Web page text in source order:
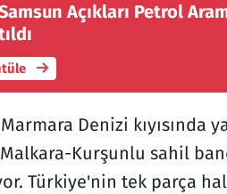
Açıkları Petrol
Denizi kıyısında
Kurşunlu sahil
Türkiye'nin tek parça